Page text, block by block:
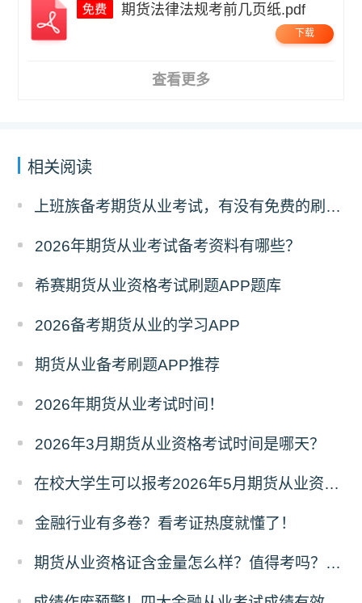
期货法律法规考前几页纸.pdf
下载
查看更多
相关阅读
上班族备考期货从业考试，有没有免费的刷题 APP 可以推荐？
2026年期货从业考试备考资料有哪些？
希赛期货从业资格考试刷题APP题库
2026备考期货从业的学习APP
期货从业备考刷题APP推荐
2026年期货从业考试时间！
2026年3月期货从业资格考试时间是哪天？
在校大学生可以报考2026年5月期货从业资格考试吗？
金融行业有多卷？看考证热度就懂了！
​期货从业资格证含金量怎么样？值得考吗？深度解析来了！